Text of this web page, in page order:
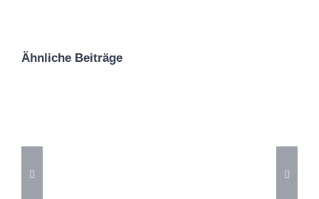
Ähnliche Beiträge